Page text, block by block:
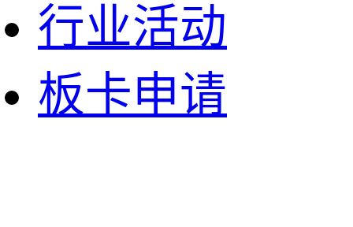
行业活动
板卡申请